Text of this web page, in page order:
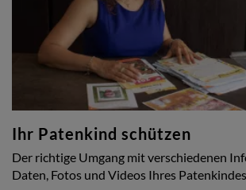
Ihr Patenkind schützen
Der richtige Umgang mit verschiedenen
Daten, Fotos und Videos Ihres